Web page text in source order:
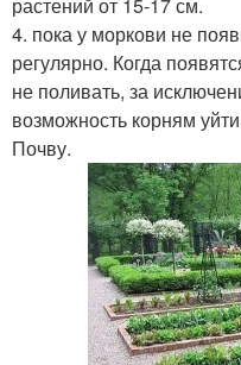
4. пока у моркови не
регулярно. Когда
не поливать, за
возможность корням
Почву.